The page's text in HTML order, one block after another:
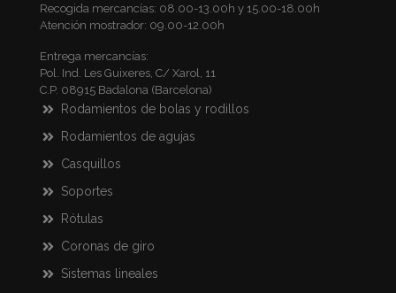
Recogida mercancías: 08.00-13.00h y 15.00-18.00h
Atención mostrador: 09.00-12.00h
Entrega mercancías:
Pol. Ind. Les Guixeres, C/ Xarol, 11
C.P. 08915 Badalona (Barcelona)
Rodamientos de bolas y rodillos
Rodamientos de agujas
Casquillos
Soportes
Rótulas
Coronas de giro
Sistemas lineales